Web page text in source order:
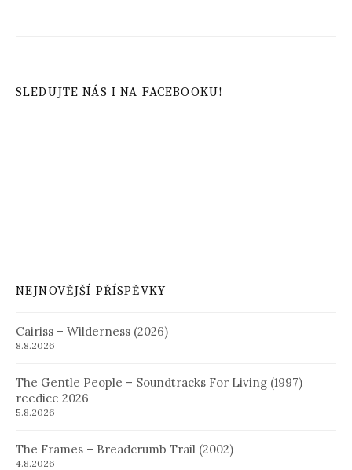
SLEDUJTE NÁS I NA FACEBOOKU!
NEJNOVĚJŠÍ PŘÍSPĚVKY
Cairiss – Wilderness (2026)
8.8.2026
The Gentle People – Soundtracks For Living (1997)
reedice 2026
5.8.2026
The Frames – Breadcrumb Trail (2002)
4.8.2026